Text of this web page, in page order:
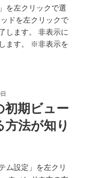
を左クリックで選
ドを左クリックで
します。 非表示に
ます。 ※非表示を
初期ビュー
法が知り
ム設定」を左クリ